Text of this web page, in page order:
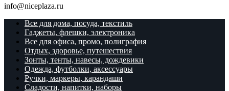
info@niceplaza.ru
Все для дома, посуда, текстиль
Гаджеты, флешки, электроника
Все для офиса, промо, полиграфия
Отдых, здоровье, путешествия
Зонты, тенты, навесы, дождевики
Одежда, футболки, аксессуары
Ручки, маркеры, карандаши
Сладости, напитки, наборы